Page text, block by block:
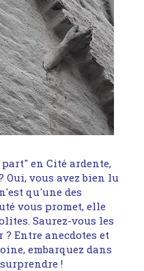
en Cité ardente,
Oui, vous avez bien lu
qu'une des
vous promet, elle
Saurez-vous les
Entre anecdotes et
embarquez dans
!